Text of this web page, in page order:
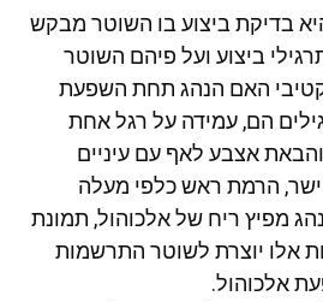
ביצוע בו השוטר מבקש
ביצוע ועל פיהם השוטר
האם הנהג תחת השפעת
הם, עמידה על רגל אחת
אצבע לאף עם עיניים
הרמת ראש כלפי מעלה
ריח של אלכוהול, תמונת
יוצרת לשוטר התרשמות